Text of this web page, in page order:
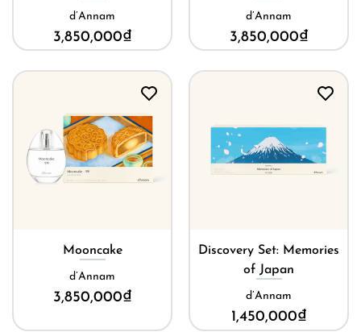
d’Annam
3,850,000₫
d’Annam
3,850,000₫
Mooncake
d’Annam
3,850,000₫
Discovery Set: Memories
of Japan
d’Annam
1,450,000₫